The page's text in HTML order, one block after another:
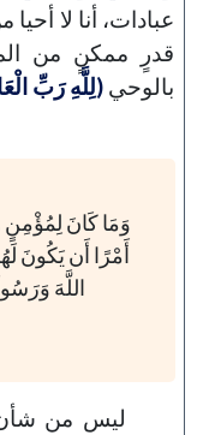
عبادات، أنا لا
قدرٍ ممكنٍ من
بالوحي (لِلَّهِ رَبِّ
وَمَا كَانَ لِمُؤْمِنٍ
أَمْرًا أَن يَكُونَ
اللَّهَ
ليس من شأن